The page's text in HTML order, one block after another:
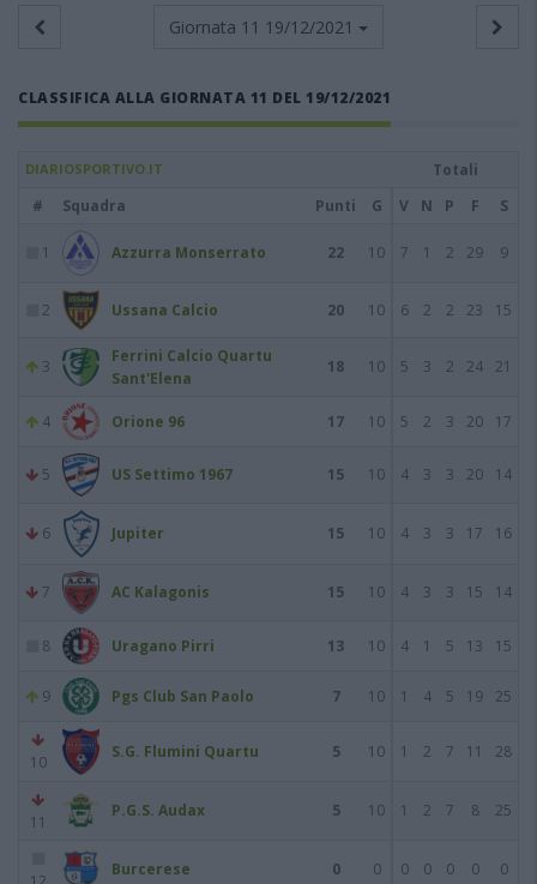
Giornata 11 19/12/2021
CLASSIFICA ALLA GIORNATA 11 DEL 19/12/2021
DIARIOSPORTIVO.IT
Totali
#
Squadra Punti G V N P F S
1 Azzurra Monserrato 22 10 7 1 2 29 9
2 Ussana Calcio 20 10 6 2 2 23 15
3
Ferrini Calcio Quartu
Sant'Elena
18 10 5 3 2 24 21
4 Orione 96 17 10 5 2 3 20 17
5 US Settimo 1967 15 10 4 3 3 20 14
6 Jupiter 15 10 4 3 3 17 16
7 AC Kalagonis 15 10 4 3 3 15 14
8 Uragano Pirri 13 10 4 1 5 13 15
9 Pgs Club San Paolo 7 10 1 4 5 19 25
10
S.G. Flumini Quartu 5 10 1 2 7 11 28
11
P.G.S. Audax 5 10 1 2 7 8 25
Burcerese 0 0 0 0 0 0 0